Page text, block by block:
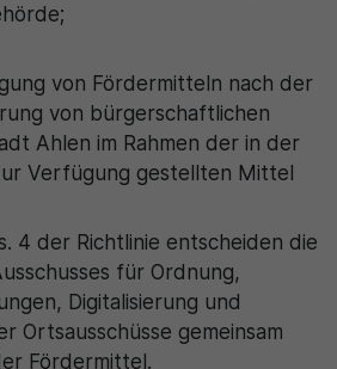
von Fördermitteln nach der
von bürgerschaftlichen
Ahlen im Rahmen der in der
Verfügung gestellten Mittel
4 der Richtlinie entscheiden die
für Ordnung,
Digitalisierung und
Ortsausschüsse gemeinsam
Fördermittel.